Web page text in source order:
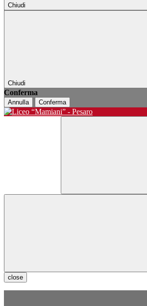
Chiudi
Chiudi
Conferma
Annulla Conferma
close